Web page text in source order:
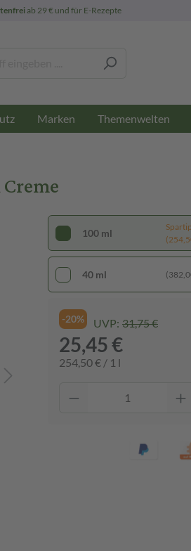
ab 29 € und für E-Rezepte
Marken Themenwelten
100 ml
40 ml
-20% UVP: 31,75 €
25,45 €
254,50 € / 1 l